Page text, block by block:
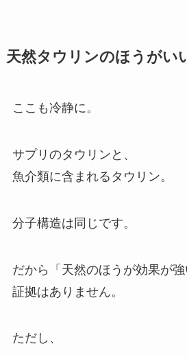
天然タウリンのほうがい
ここも冷静に。
サプリのタウリンと、
魚介類に含まれるタウリン。
分子構造は同じです。
だから「天然のほうが効果が
証拠はありません。
ただし、